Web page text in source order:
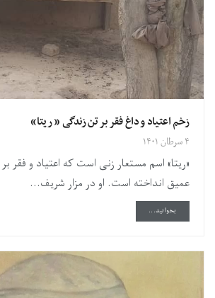
زخم اعتیاد و داغ فقر بر تن زندگی « ریتا»
۴ سرطان ۱۴۰۱
«ریتا» اسم مستعار زنی است که اعتیاد و
عمیق انداخته است. او در مزار شریف...
بخوانید...